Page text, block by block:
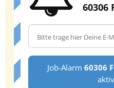
Job-Alarm 60306